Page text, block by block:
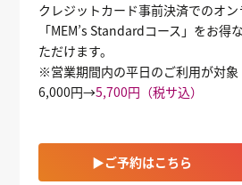
クレジットカード事前決済でのオ
「MEM’s Standardコース」をお得
ただけます。
※営業期間内の平日のご利用が対象
6,000円→5,700円（税サ込）
▶ご予約はこちら